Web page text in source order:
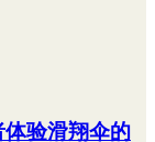
体验滑翔伞的